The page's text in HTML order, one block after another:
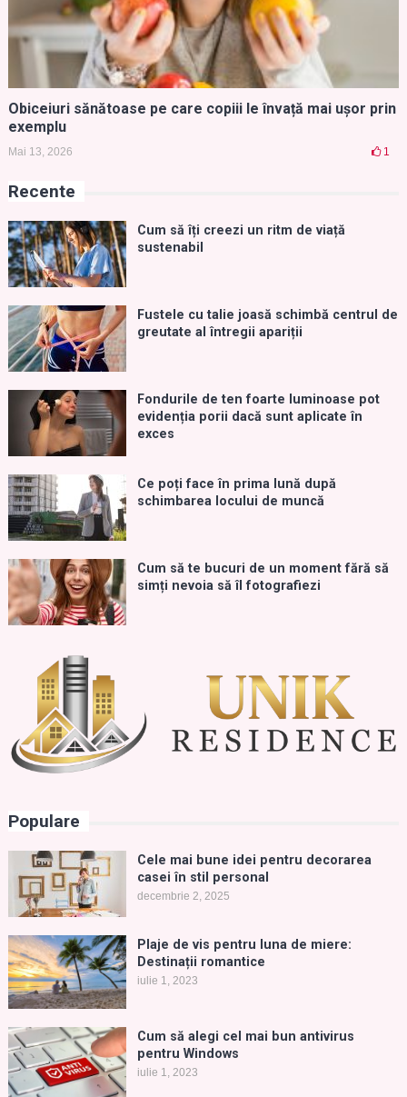
Obiceiuri sănătoase pe care copiii le învață mai ușor prin
exemplu
Mai 13, 2026 1
Recente
Cum să îți creezi un ritm de viață
sustenabil
Fustele cu talie joasă schimbă centrul de
greutate al întregii apariții
Fondurile de ten foarte luminoase pot
evidenția porii dacă sunt aplicate în
exces
Ce poți face în prima lună după
schimbarea locului de muncă
Cum să te bucuri de un moment fără să
simți nevoia să îl fotografiezi
Populare
Cele mai bune idei pentru decorarea
casei în stil personal
decembrie 2, 2025
Plaje de vis pentru luna de miere:
Destinații romantice
iulie 1, 2023
Cum să alegi cel mai bun antivirus
pentru Windows
iulie 1, 2023